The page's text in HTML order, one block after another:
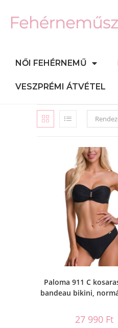
NŐI FEHÉRNEMŰ
VESZPRÉMI ÁTVÉTEL
Paloma 911 C
bandeau bikini,
27 990 Ft